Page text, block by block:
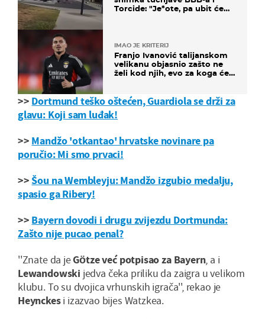
Torcide: "Je*ote, pa ubit će
IMAO JE KRITERIJ
Franjo Ivanović talijanskom
velikanu objasnio zašto ne
želi kod njih, evo za koga će
>> Dortmund teško oštećen, Guardiola se drži za
glavu: Koji sam luđak!
>> Mandžo 'otkantao' hrvatske novinare pa
poručio: Mi smo prvaci!
>>Šou na Wembleyju: Mandžo izgubio medalju,
spasio ga Ribery!
>> Bayern dovodi i drugu zvijezdu Dortmunda:
Zašto nije pucao penal?
''Znate da jeGötze već potpisao za Bayern, a i
Lewandowski jedva čeka priliku da zaigra u velikom
klubu. To su dvojica vrhunskih igrača'', rekao je
Heynckesi izazvao bijes Watzkea.